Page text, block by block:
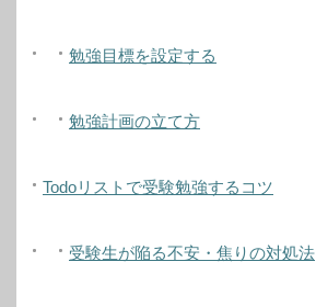
勉強目標を設定する
勉強計画の立て方
Todoリストで受験勉強するコツ
受験生が陥る不安・焦りの対処法